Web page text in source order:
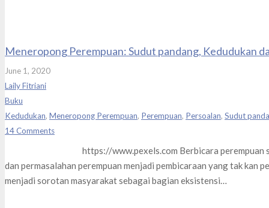
Meneropong Perempuan: Sudut pandang, Kedudukan
June 1, 2020
Laily Fitriani
Buku
Kedudukan, Meneropong Perempuan, Perempuan, Persoalan, Sudut
14Comments
https://www.pexels.com Berbicara perempuan seakan
dan permasalahan perempuan menjadi pembicaraan yang tak kan
menjadi sorotan masyarakat sebagai bagian eksistensi…